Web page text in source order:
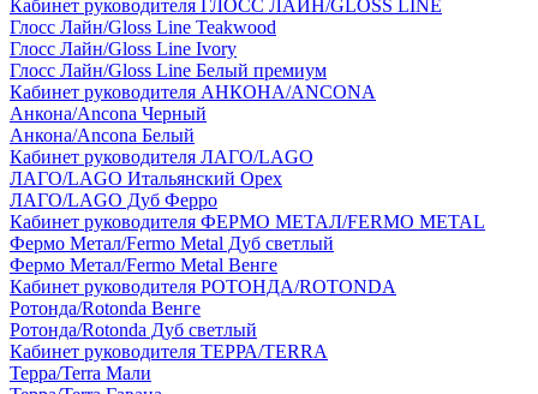
Кабинет руководителя ГЛОСС ЛАЙН/GLOSS LINE
Глосс Лайн/Gloss Line Teakwood
Глосс Лайн/Gloss Line Ivory
Глосс Лайн/Gloss Line Белый премиум
Кабинет руководителя АНКОНА/ANCONA
Анкона/Ancona Черный
Анкона/Ancona Белый
Кабинет руководителя ЛАГО/LAGO
ЛАГО/LAGO Итальянский Орех
ЛАГО/LAGO Дуб Ферро
Кабинет руководителя ФЕРМО МЕТАЛ/FERMO METAL
Фермо Метал/Fermo Metal Дуб светлый
Фермо Метал/Fermo Metal Венге
Кабинет руководителя РОТОНДА/ROTONDA
Ротонда/Rotonda Венге
Ротонда/Rotonda Дуб светлый
Кабинет руководителя ТЕРРА/TERRA
Терра/Terra Мали